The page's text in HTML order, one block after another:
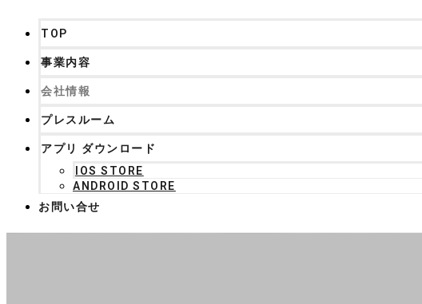
TOP
事業内容
会社情報
プレスルーム
アプリ ダウンロード
IOS STORE
ANDROID STORE
お問い合せ